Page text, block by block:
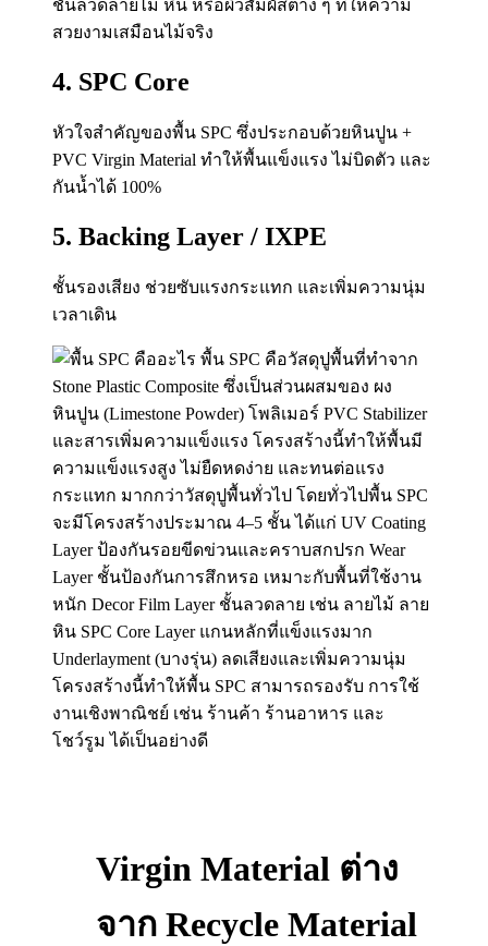
ชั้นลวดลายไม้ หิน หรือผิวสัมผัสต่าง ๆ ที่ให้ความ
สวยงามเสมือนไม้จริง
4. SPC Core
หัวใจสำคัญของพื้น SPC ซึ่งประกอบด้วยหินปูน +
PVC Virgin Material ทำให้พื้นแข็งแรง ไม่บิดตัว และ
กันน้ำได้ 100%
5. Backing Layer / IXPE
ชั้นรองเสียง ช่วยซับแรงกระแทก และเพิ่มความนุ่ม
เวลาเดิน
Virgin Material ต่าง
จาก Recycle Material